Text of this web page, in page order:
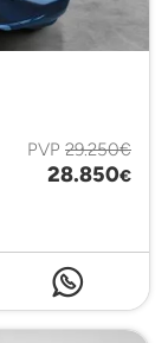
PVP 29.250€
28.850€